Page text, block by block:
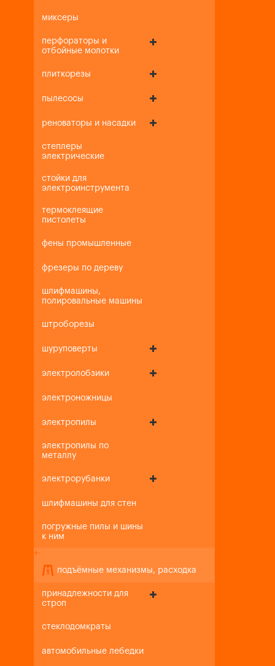
миксеры
перфораторы и
отбойные молотки
плиткорезы
пылесосы
реноваторы и насадки
степлеры
электрические
стойки для
электроинструмента
термоклеящие
пистолеты
фены промышленные
фрезеры по дереву
шлифмашины,
полировальные машины
штроборезы
шуруповерты
электролобзики
электроножницы
электропилы
электропилы по
металлу
электрорубанки
шлифмашины для стен
погружные пилы и шины
к ним
+-
подъёмные механизмы, расходка
принадлежности для
строп
стеклодомкраты
автомобильные лебедки